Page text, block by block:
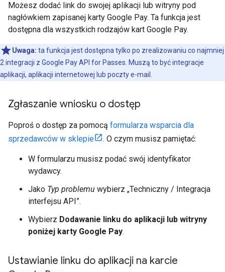
Możesz dodać link do swojej aplikacji lub witryny pod
nagłówkiem zapisanej karty Google Pay. Ta funkcja jest
dostępna dla wszystkich rodzajów kart Google Pay.
Uwaga: ta funkcja jest dostępna tylko po zrealizowaniu co najmniej
2 integracji z Google Pay API for Passes. Muszą to być integracje
aplikacji, aplikacji internetowej lub poczty e-mail.
Zgłaszanie wniosku o dostęp
Poproś o dostęp za pomocą formularza wsparcia dla
sprzedawców w sklepie
. O czym musisz pamiętać:
W formularzu musisz podać swój identyfikator
wydawcy.
Jako Typ problemu wybierz „Techniczny / Integracja
interfejsu API”.
Wybierz Dodawanie linku do aplikacji lub witryny
poniżej karty Google Pay.
Ustawianie linku do aplikacji na karcie